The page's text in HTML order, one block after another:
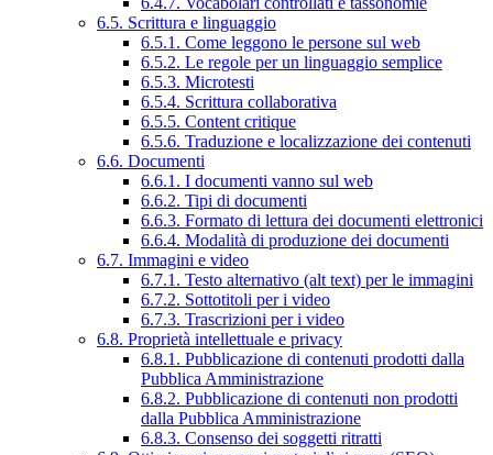
6.5. Scrittura e linguaggio
6.5.1. Come leggono le persone sul web
6.5.2. Le regole per un linguaggio semplice
6.5.3. Microtesti
6.5.4. Scrittura collaborativa
6.5.5. Content critique
6.5.6. Traduzione e localizzazione dei contenuti
6.6. Documenti
6.6.1. I documenti vanno sul web
6.6.2. Tipi di documenti
6.6.3. Formato di lettura dei documenti elettronici
6.6.4. Modalità di produzione dei documenti
6.7. Immagini e video
6.7.1. Testo alternativo (alt text) per le immagini
6.7.2. Sottotitoli per i video
6.7.3. Trascrizioni per i video
6.8. Proprietà intellettuale e privacy
6.8.1. Pubblicazione di contenuti prodotti dalla
Pubblica Amministrazione
6.8.2. Pubblicazione di contenuti non prodotti
dalla Pubblica Amministrazione
6.8.3. Consenso dei soggetti ritratti